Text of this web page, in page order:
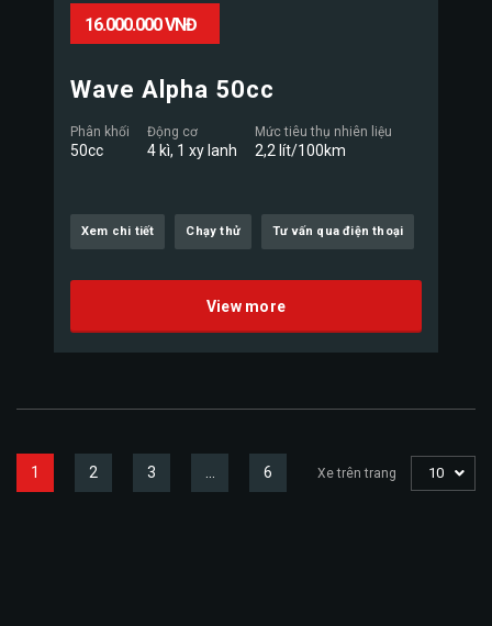
16.000.000 VNĐ
Wave Alpha 50cc
Phân khối
50cc
Động cơ
4 kì, 1 xy lanh
Mức tiêu thụ nhiên liệu
2,2 lít/100km
Xem chi tiết Chạy thử Tư vấn qua điện thoại
View more
1 2 3 6 Xe trên trang 10